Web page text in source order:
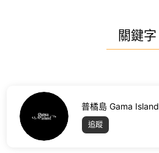
關鍵字
普橘島 Gama Island
追蹤